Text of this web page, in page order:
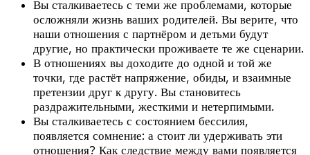
Вы сталкиваетесь с теми же проблемами, которые
осложняли жизнь ваших родителей. Вы верите, что
наши отношения с партнёром и детьми будут
другие, но практически проживаете те же сценарии.
В отношениях вы доходите до одной и той же
точки, где растёт напряжение, обиды, и взаимные
претензии друг к другу. Вы становитесь
раздражительными, жесткими и нетерпимыми.
Вы сталкиваетесь с состоянием бессилия,
появляется сомнение: а стоит ли удерживать эти
отношения? Как следствие между вами появляется